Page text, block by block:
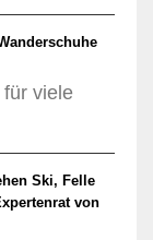
viele
Ski, Felle
von